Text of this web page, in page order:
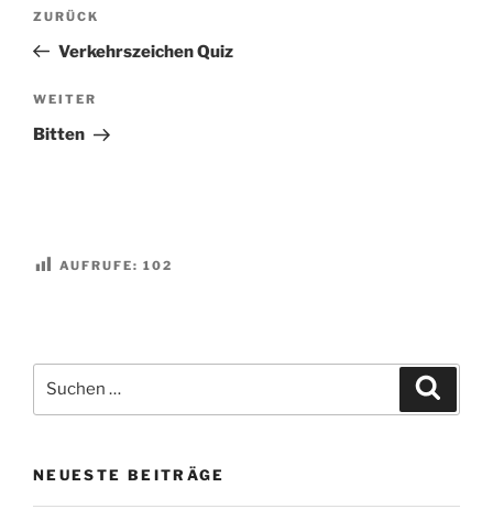
Vorheriger
Beitrag
ZURÜCK
Verkehrszeichen Quiz
Nächster
Beitrag
WEITER
Bitten
AUFRUFE: 102
nach:
NEUESTE BEITRÄGE